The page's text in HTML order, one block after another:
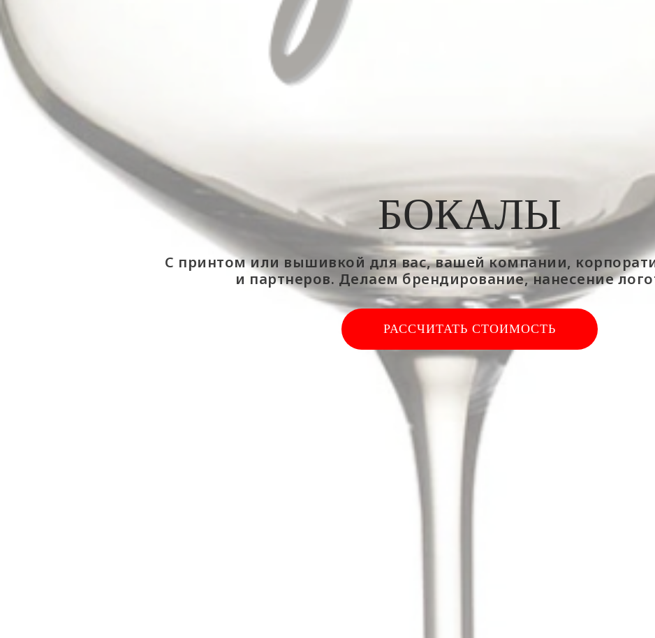
БОКАЛЫ
С принтом или вышивкой для вас, вашей компании,
и партнеров. Делаем брендирование, нанесение
РАССЧИТАТЬ СТОИМОСТЬ